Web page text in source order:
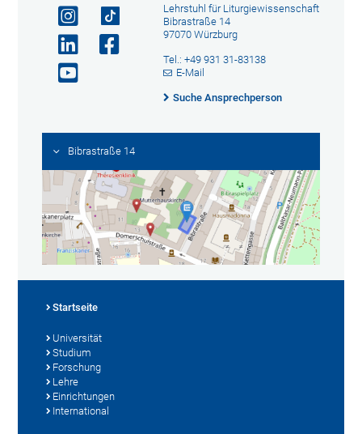
Lehrstuhl für Liturgiewissenschaft
Bibrastraße 14
97070 Würzburg
Tel.: +49 931 31-83138
E-Mail
Suche Ansprechperson
Bibrastraße 14
Startseite
Universität
Studium
Forschung
Lehre
Einrichtungen
International